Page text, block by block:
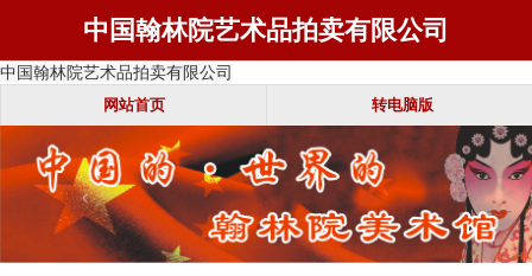
中国翰林院艺术品拍卖有限公司
中国翰林院艺术品拍卖有限公司
网站首页 转电脑版